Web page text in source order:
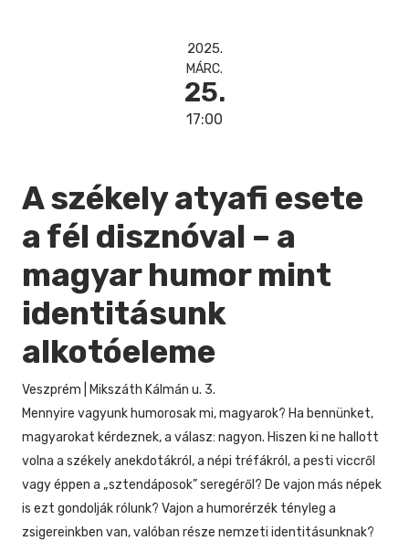
2025.
MÁRC.
25.
17:00
A székely atyafi esete
a fél disznóval – a
magyar humor mint
identitásunk
alkotóeleme
Veszprém
Mikszáth Kálmán u. 3.
Mennyire vagyunk humorosak mi, magyarok? Ha bennünket,
magyarokat kérdeznek, a válasz: nagyon. Hiszen ki ne hallott
volna a székely anekdotákról, a népi tréfákról, a pesti viccről
vagy éppen a „sztendáposok” seregéről? De vajon más népek
is ezt gondolják rólunk? Vajon a humorérzék tényleg a
zsigereinkben van, valóban része nemzeti identitásunknak?